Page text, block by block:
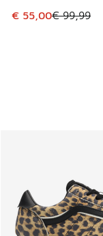
Dieser Artikel ist
€ 55,00€ 99,99